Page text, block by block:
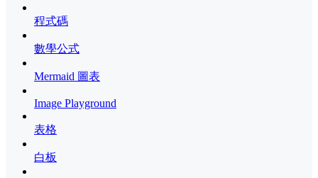
程式碼
數學公式
Mermaid 圖表
Image Playground
表格
白板